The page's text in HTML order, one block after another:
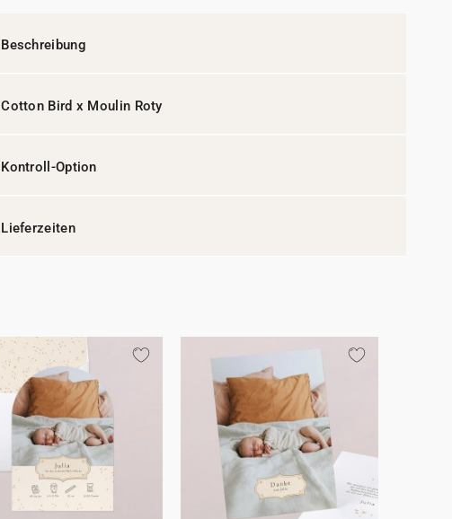
Beschreibung
Cotton Bird x Moulin Roty
Kontroll-Option
Lieferzeiten